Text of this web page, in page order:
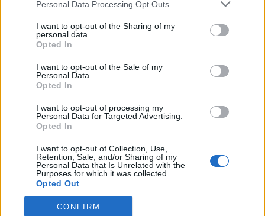
Personal Data Processing Opt Outs
I want to opt-out of the Sharing of my
personal data.
Opted In
I want to opt-out of the Sale of my
Personal Data.
Opted In
I want to opt-out of processing my
Personal Data for Targeted Advertising.
Opted In
I want to opt-out of Collection, Use,
Retention, Sale, and/or Sharing of my
Personal Data that Is Unrelated with the
Purposes for which it was collected.
Opted Out
CONFIRM
«τέτοιου είδους συμπεριφορές, όχι μόνο δεν
οδηγούν σε δημιουργία υγιών δομών στο
στράτευμα και σε εξύψωση του ηθικού του
προσωπικού, αντιθέτως κρούουν τον κώδωνα του
κινδύνου ότι δημιουργούνται σαθρές βάσεις για
το μέλλον των Ενόπλων Δυνάμεων. Η κυβέρνηση
οφείλει να δείξει τον απαιτούμενο σεβασμό στο
ανθρώπινο δυναμικό των Ενόπλων Δυνάμεων,
τον πολλαπλασιαστή ισχύος της μαχητικής
ικανότητάς τους».